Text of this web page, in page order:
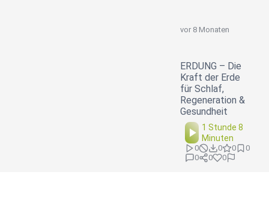
vor 8 Monaten
ERDUNG – Die
Kraft der Erde
für Schlaf,
Regeneration &
Gesundheit
1 Stunde 8
Minuten
0 0 0
0
0
0 0